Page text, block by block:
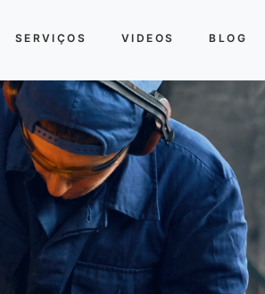
SERVIÇOS VIDEOS BLOG